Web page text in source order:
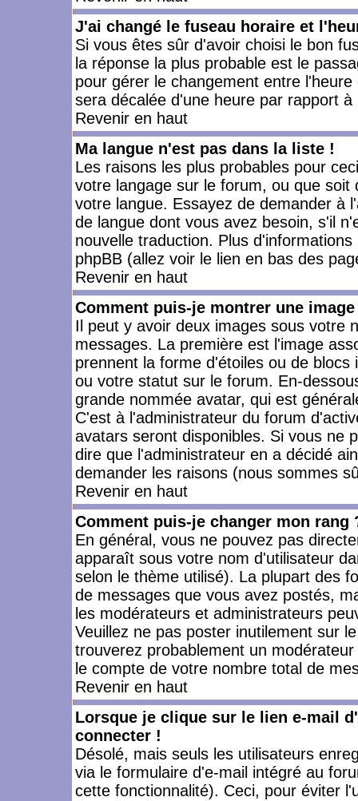
J'ai changé le fuseau horaire et
Si vous êtes sûr d'avoir choisi le bon
la réponse la plus probable est le
pour gérer le changement entre
sera décalée d'une heure par rapport à
Revenir en haut
Ma langue n'est pas dans la liste !
Les raisons les plus probables pour
votre langage sur le forum, ou que
votre langue. Essayez de demander à
de langue dont vous avez besoin, s'il
nouvelle traduction. Plus
phpBB (allez voir le lien en bas des
Revenir en haut
Comment puis-je montrer une
Il peut y avoir deux images sous votre
messages. La première est l'image
prennent la forme d'étoiles ou de
ou votre statut sur le forum. En-
grande nommée avatar, qui est
C'est à l'administrateur du forum
avatars seront disponibles. Si vous ne
dire que l'administrateur en a décidé
demander les raisons (nous sommes
Revenir en haut
Comment puis-je changer mon rang
En général, vous ne pouvez pas
apparaît sous votre nom d'utilisateur
selon le thème utilisé). La plupart des
de messages que vous avez postés,
les modérateurs et administrateurs
Veuillez ne pas poster inutilement sur
trouverez probablement un
le compte de votre nombre total de
Revenir en haut
Lorsque je clique sur le lien e-mail
connecter !
Désolé, mais seuls les utilisateurs
via le formulaire d'e-mail intégré au
cette fonctionnalité). Ceci, pour éviter